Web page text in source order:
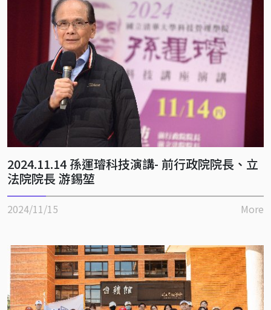
2024.11.14 孫運璿科技演講- 前行政院院長、立
法院院長 游錫堃
2024/11/15 More